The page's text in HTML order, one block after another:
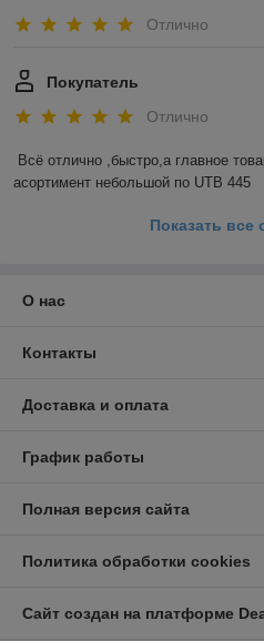
Отлично
Покупатель
Отлично
Всё отлично ,быстро,а главное
асортимент небольшой по UTB 445
Показать все
О нас
Контакты
Доставка и оплата
График работы
Полная версия сайта
Политика обработки cookies
Сайт создан на платформе